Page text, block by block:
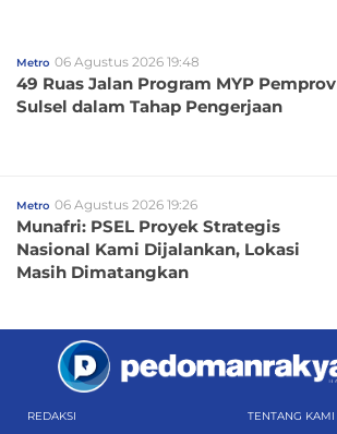
Metro 06 Agustus 2026 19:48
49 Ruas Jalan Program MYP Pemprov
Sulsel dalam Tahap Pengerjaan
Metro 06 Agustus 2026 19:26
Munafri: PSEL Proyek Strategis
Nasional Kami Dijalankan, Lokasi
Masih Dimatangkan
REDAKSI TENTANG KAMI